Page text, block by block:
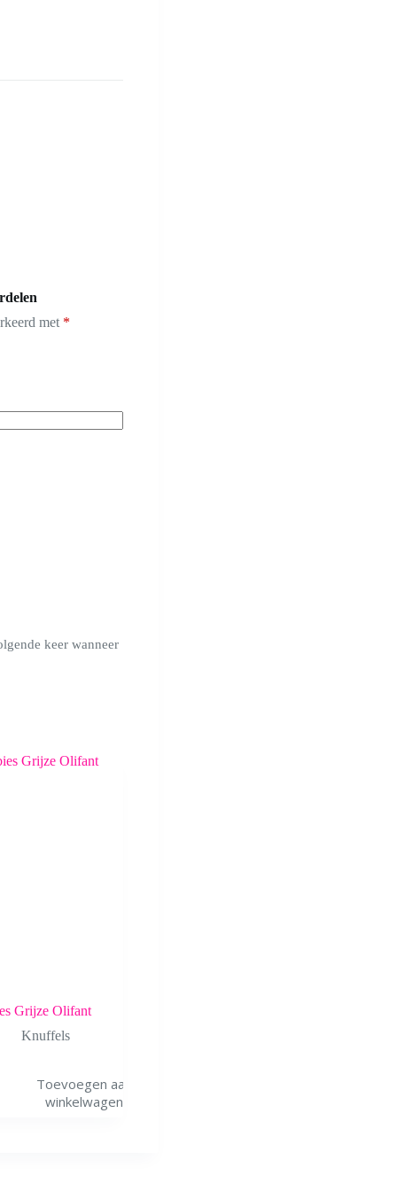
met *
keer wanneer
Grijze Olifant
Knuffels
Toevoegen aan
winkelwagen